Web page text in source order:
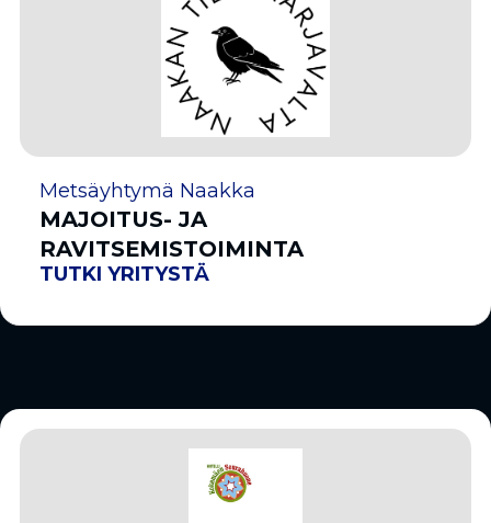
Metsäyhtymä Naakka
MAJOITUS- JA
RAVITSEMISTOIMINTA
TUTKI YRITYSTÄ